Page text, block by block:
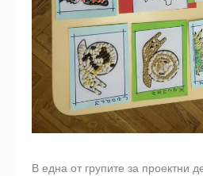
В една от групите за проектни